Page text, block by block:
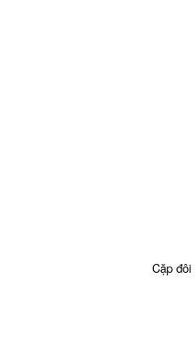
Cặp